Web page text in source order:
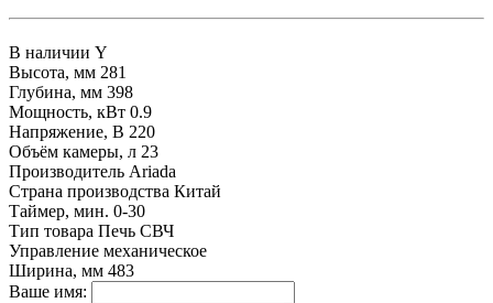
В наличии Y
Высота, мм 281
Глубина, мм 398
Мощность, кВт 0.9
Напряжение, В 220
Объём камеры, л 23
Производитель Ariada
Страна производства Китай
Таймер, мин. 0-30
Тип товара Печь СВЧ
Управление механическое
Ширина, мм 483
Ваше имя: